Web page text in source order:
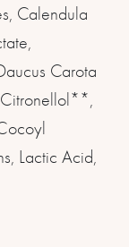
Calendula
Carota
Citronellol**,
Lactic Acid,